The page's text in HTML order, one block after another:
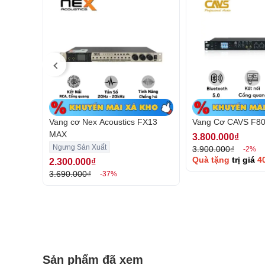
Ở mặt trước có các nút chức năng như nút echo,
hiệu kết nối, cổng USB, các nút chuyển nhạc
chắc chắn, trơn tru rất dễ sử dụng.
Vang cơ Nex Acoustics FX13
MAX
Ngưng Sản Xuất
2.300.000₫
3.690.000₫ -37%
Vang Cơ CAVS
3.800.000₫
3.900.000₫ -2%
Quà tặng trị giá
Sản phẩm đã xem